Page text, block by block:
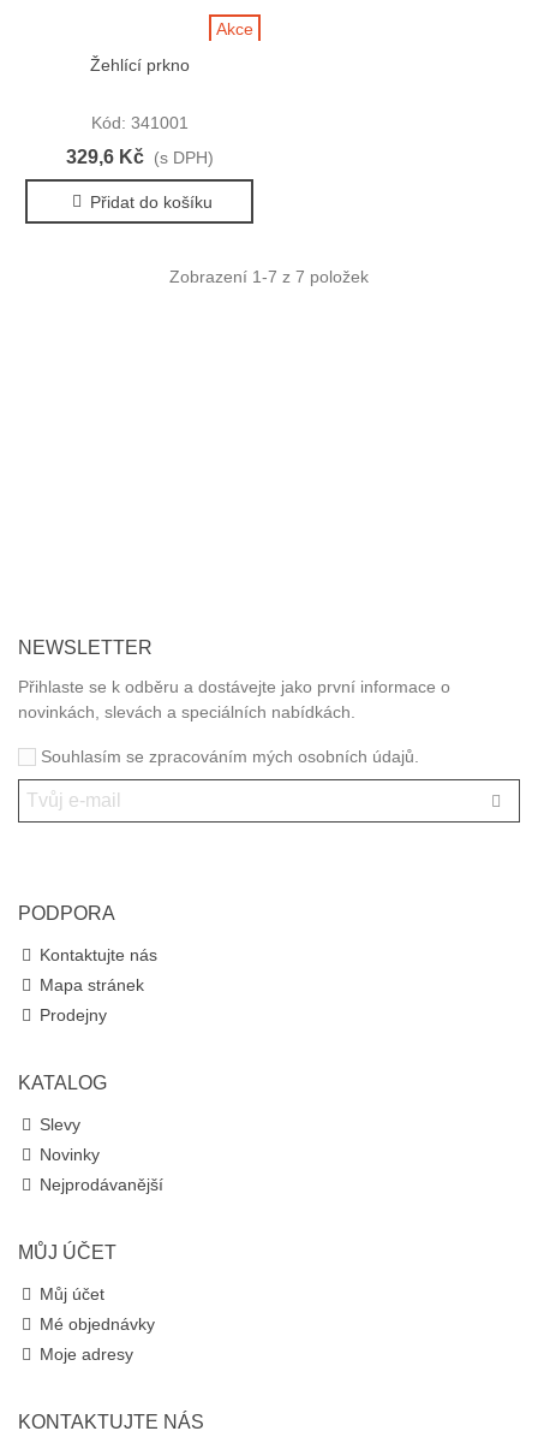
Akce
Žehlící prkno
Kód: 341001
329,6 Kč (s DPH)
Přidat do košíku
Zobrazení 1-7 z 7 položek
NEWSLETTER
Přihlaste se k odběru a dostávejte jako první informace o
novinkách, slevách a speciálních nabídkách.
Souhlasím se zpracováním mých osobních údajů.
PODPORA
Kontaktujte nás
Mapa stránek
Prodejny
KATALOG
Slevy
Novinky
Nejprodávanější
MŮJ ÚČET
Můj účet
Mé objednávky
Moje adresy
KONTAKTUJTE NÁS